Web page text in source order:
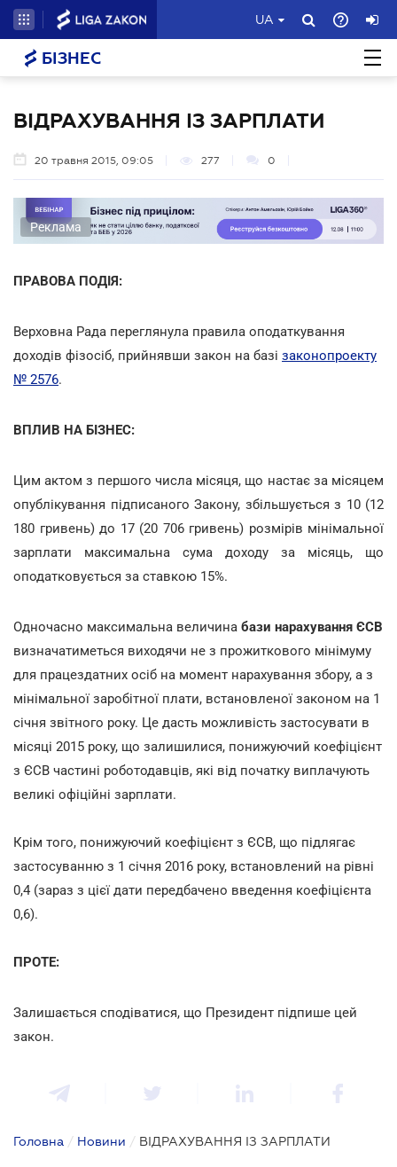
UA
БІЗНЕС
ВІДРАХУВАННЯ ІЗ ЗАРПЛАТИ
20 травня 2015, 09:05 277 0
Реклама
ПРАВОВА ПОДІЯ:
Верховна Рада переглянула правила оподаткування
доходів фізосіб, прийнявши закон на базі законопроекту
№ 2576.
ВПЛИВ НА БІЗНЕС:
Цим актом з першого числа місяця, що настає за місяцем
опублікування підписаного Закону, збільшується з 10 (12
180 гривень) до 17 (20 706 гривень) розмірів мінімальної
зарплати максимальна сума доходу за місяць, що
оподатковується за ставкою 15%.
Одночасно максимальна величина бази нарахування ЄСВ
визначатиметься виходячи не з прожиткового мінімуму
для працездатних осіб на момент нарахування збору, а з
мінімальної заробітної плати, встановленої законом на 1
січня звітного року. Це дасть можливість застосувати в
місяці 2015 року, що залишилися, понижуючий коефіцієнт
з ЄСВ частині роботодавців, які від початку виплачують
великі офіційні зарплати.
Крім того, понижуючий коефіцієнт з ЄСВ, що підлягає
застосуванню з 1 січня 2016 року, встановлений на рівні
0,4 (зараз з цієї дати передбачено введення коефіцієнта
0,6).
ПРОТЕ:
Залишається сподіватися, що Президент підпише цей
закон.
Головна / Новини / ВІДРАХУВАННЯ ІЗ ЗАРПЛАТИ